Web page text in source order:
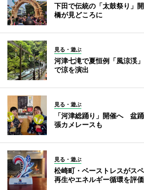
下田で伝統の「太鼓祭り」
橋が見どころに
見る・遊ぶ
河津七滝で夏恒例「風涼渓
で涼を演出
見る・遊ぶ
「河津総踊り」開催へ 盆
張カメレースも
見る・遊ぶ
松崎町・ベーストレスがス
再生やエネルギー循環を評価